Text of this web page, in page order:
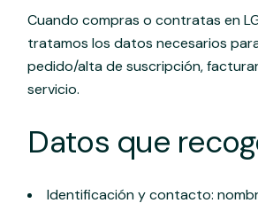
Cuando compras o contratas en
tratamos los datos necesarios
pedido/alta de suscripción,
servicio.
Datos que
Identificación y contacto: